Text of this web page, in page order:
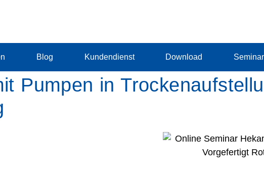
Blog Kundendienst Download
Pumpen in